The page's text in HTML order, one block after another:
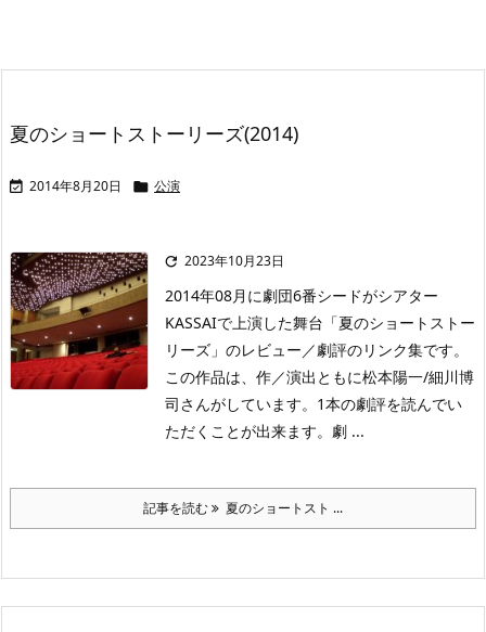
夏のショートストーリーズ(2014)
 2014年8月20日  公演
 2023年10月23日
2014年08月に劇団6番シードがシアター
KASSAIで上演した舞台「夏のショートストー
リーズ」のレビュー／劇評のリンク集です。
この作品は、作／演出ともに松本陽一/細川博
司さんがしています。1本の劇評を読んでい
ただくことが出来ます。劇 ...
記事を読む 夏のショートスト ...